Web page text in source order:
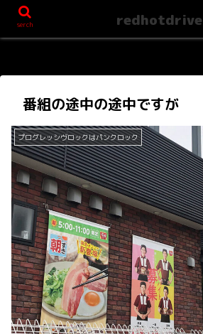
番組の途中の途中ですが
プログレッシヴロックはパンクロック
serch redhotdrive